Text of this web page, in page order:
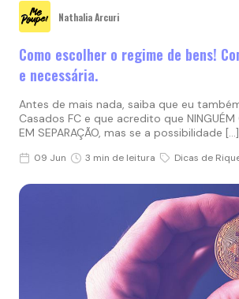
Nathalia Arcuri
Como escolher o regime de bens!
e necessária.
Antes de mais nada, saiba que eu
Casados FC e que acredito que NINGUÉM
EM SEPARAÇÃO, mas se a possibilidade […]
09 Jun 3 min de leitura Dicas de